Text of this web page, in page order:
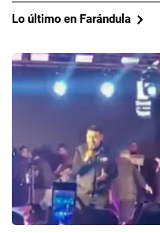
Lo último en Farándula